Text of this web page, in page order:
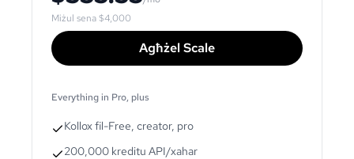
Miżul sena$4,000
Agħżel Scale
Everything in Pro, plus
Kollox fil-Free, creator, pro
200,000 kreditu API/xahar